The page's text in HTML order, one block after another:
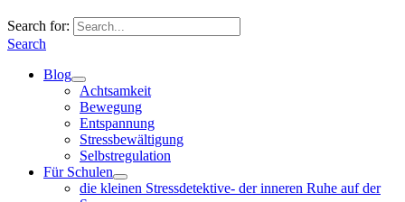
Search for:
Search
Blog
Achtsamkeit
Bewegung
Entspannung
Stressbewältigung
Selbstregulation
Für Schulen
die kleinen Stressdetektive- der inneren Ruhe auf der